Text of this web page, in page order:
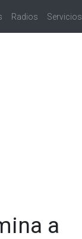
Radios Servicios
a